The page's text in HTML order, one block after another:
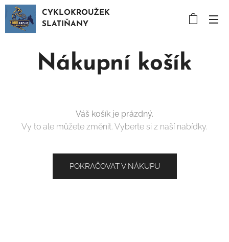
CYKLOKROUŽEK
SLATIŇANY
Nákupní košík
Váš košík je prázdný.
Vy to ale můžete změnit. Vyberte si z naší nabídky.
POKRAČOVAT V NÁKUPU